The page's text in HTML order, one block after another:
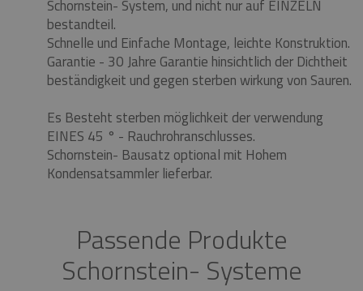
Schornstein- System, und nicht nur auf EINZELN
bestandteil.
Schnelle und Einfache Montage, leichte Konstruktion.
Garantie - 30 Jahre Garantie hinsichtlich der Dichtheit
beständigkeit und gegen sterben wirkung von Sauren.
Es Besteht sterben möglichkeit der verwendung
EINES 45 ° - Rauchrohranschlusses.
Schornstein- Bausatz optional mit Hohem
Kondensatsammler lieferbar.
Passende Produkte
Schornstein- Systeme